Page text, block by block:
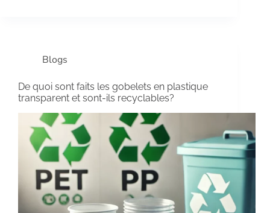
Blogs
De quoi sont faits les gobelets en plastique
transparent et sont-ils recyclables?